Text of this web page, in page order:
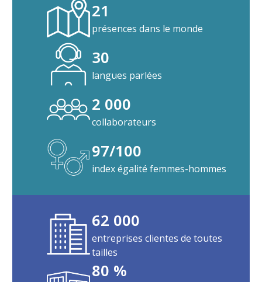
FRANCE
CLIENTS MOBILITÉ INTERNATIONALE
SOLUTIONS PROS DE L'ASSURANCE
DÉCRYPTAGES
REJOINDRE
ESPACE CLIENT
Choisissez votre profil
21
présences dans le monde
30
langues parlées
2 000
collaborateurs
97/100
index égalité femmes-hommes
62 000
entreprises clientes de toutes
tailles
80 %